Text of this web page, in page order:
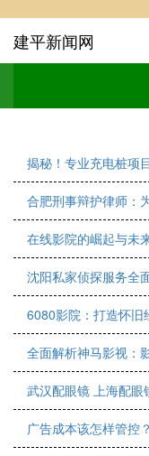
建平新闻网
揭秘！专业充电桩项
合肥刑事辩护律师：
在线影院的崛起与未
沈阳私家侦探服务全
6080影院：打造怀旧
全面解析神马影视：
武汉配眼镜 上海配眼
广告成本该怎样管控